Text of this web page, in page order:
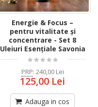
Energie & Focus –
pentru vitalitate și
concentrare - Set 8
Uleiuri Esențiale Savonia
PRP: 240,00 Lei
125,00 Lei
Adauga in cos